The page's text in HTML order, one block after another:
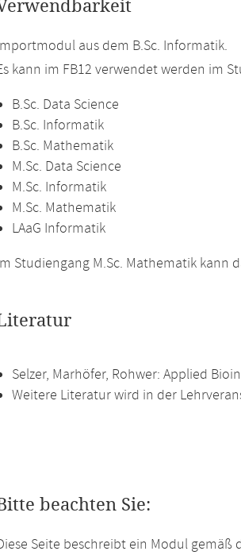
aus dem B.Sc. Informatik.
kann im FB12 verwendet werden im
B.Sc. Data Science
B.Sc. Informatik
B.Sc. Mathematik
M.Sc. Data Science
M.Sc. Informatik
M.Sc. Mathematik
LAaG Informatik
Studiengang M.Sc. Mathematik kann
Selzer, Marhöfer, Rohwer: Applied
Weitere Literatur wird in der
beachten Sie:
Seite beschreibt ein Modul